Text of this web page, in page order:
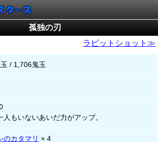
孤独の刃
ラビットショット≫
/ 1,706鬼玉
人もいないあいだ力がアップ。
のカタマリ × 4